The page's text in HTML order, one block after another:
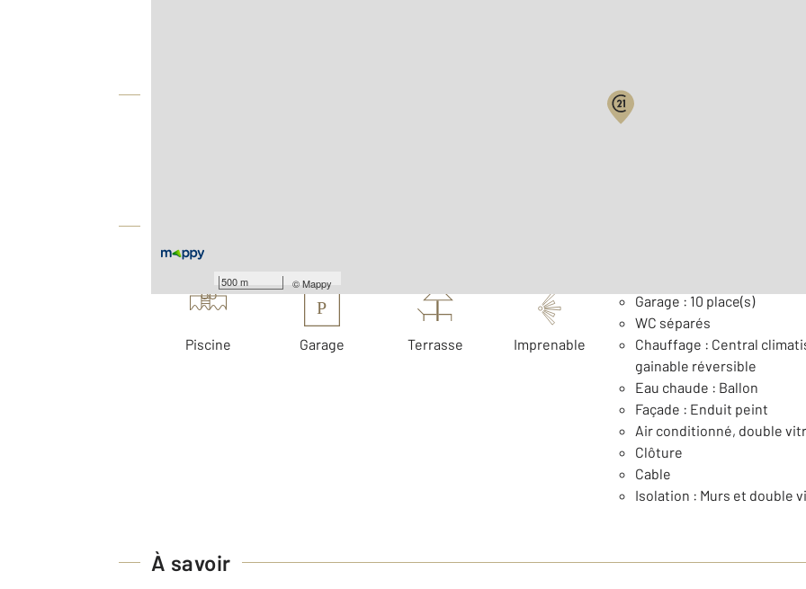
500 m ©Mappy
Piscine
P
Garage Terrasse Imprenable
Garage : 10 place(s)
WC séparés
Chauffage : Central
gainable réversible
Eau chaude : Ballon
Façade : Enduit peint
Air conditionné, double
Clôture
Cable
Isolation : Murs et double
À savoir